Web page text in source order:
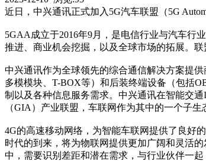
近日，中兴通讯正式加入5G汽车联盟（5G
5GAA成立于2016年9月，是电信行业与汽车行
推进、商业机会挖掘，以及全球市场的拓展。
中兴通讯作为全球领先的综合通信解决方案提
多模模块、T-BOX等）和后装终端设备（包括
制以及各种信息服务需求。中兴通讯在智能交
（GIA）产业联盟，车联网作为其中的一个子
4G的高速移动网络，为智能车联网提供了良好
时代的到来，将为物联网提供更加广阔和灵活
中，需要识别差距和潜在需求，与行业伙伴一起